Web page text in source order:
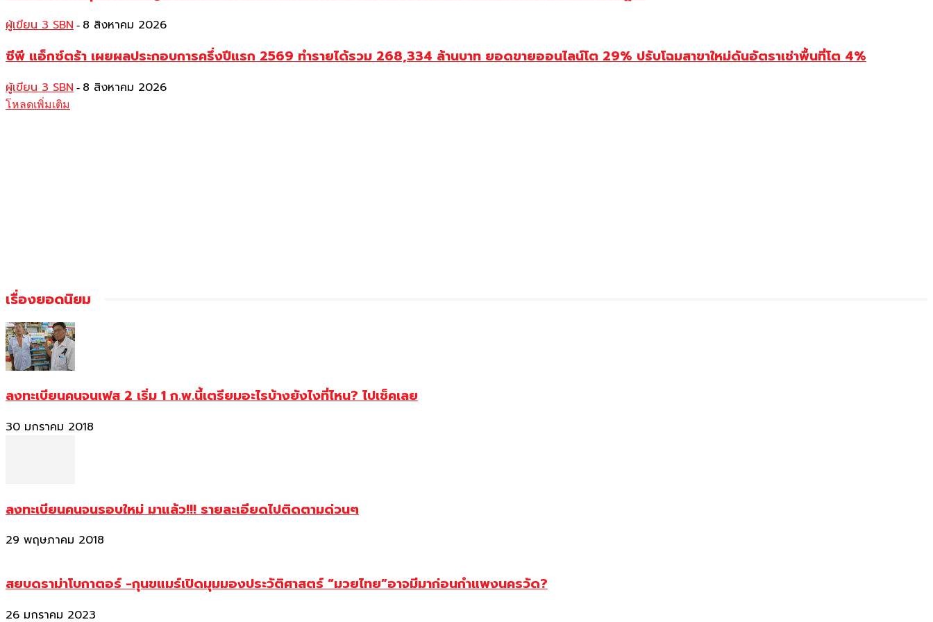
ผู้เขียน 3 SBN - 8 สิงหาคม 2026
ซีพี แอ็กซ์ตร้า เผยผลประกอบการครึ่งปีแรก 2569 ทำรายได้รวม 268,334 ล้านบาท ยอดขายออนไลน์โต 29% ปรับโฉมสาขาใหม่ดันอัตราเช่าพื้นที่โต 4%
ผู้เขียน 3 SBN - 8 สิงหาคม 2026
โหลดเพิ่มเติม
เรื่องยอดนิยม
ลงทะเบียนคนจนเฟส 2 เริ่ม 1 ก.พ.นี้เตรียมอะไรบ้างยังไงที่ไหน? ไปเช็คเลย
30 มกราคม 2018
ลงทะเบียนคนจนรอบใหม่ มาแล้ว!!! รายละเอียดไปติดตามด่วนๆ
29 พฤษภาคม 2018
สยบดราม่าโบกาตอร์ -กุนขแมร์เปิดมุมมองประวัติศาสตร์ “มวยไทย”อาจมีมาก่อนกำแพงนครวัด?
26 มกราคม 2023